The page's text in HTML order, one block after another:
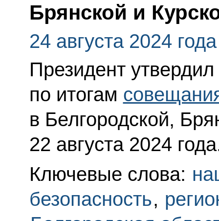
Брянской и
24 августа 2024 года
Президент
по итогам
в Белгородской,
22 августа 2024
Ключевые слова:
безопасность,